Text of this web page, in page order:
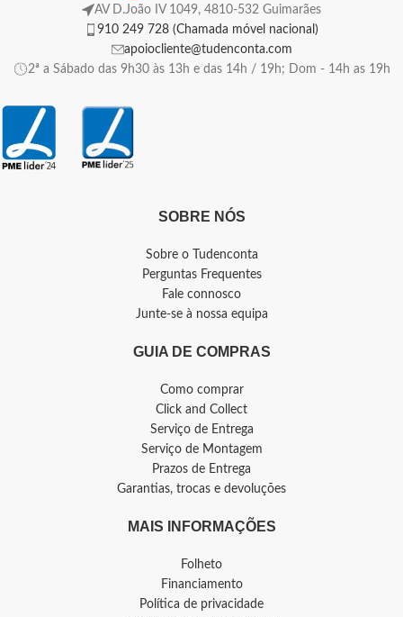
AV D.João IV 1049, 4810-532 Guimarães
910 249 728 (Chamada móvel nacional)
apoiocliente@tudenconta.com
2ª a Sábado das 9h30 às 13h e das 14h / 19h; Dom - 14h as 19h
SOBRE NÓS
Sobre o Tudenconta
Perguntas Frequentes
Fale connosco
Junte-se à nossa equipa
GUIA DE COMPRAS
Como comprar
Click and Collect
Serviço de Entrega
Serviço de Montagem
Prazos de Entrega
Garantias, trocas e devoluções
MAIS INFORMAÇÕES
Folheto
Financiamento
Política de privacidade